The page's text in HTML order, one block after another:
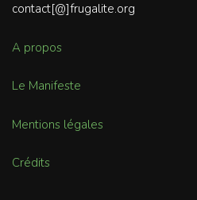
contact[@]frugalite.org
A propos
Le Manifeste
Mentions légales
Crédits